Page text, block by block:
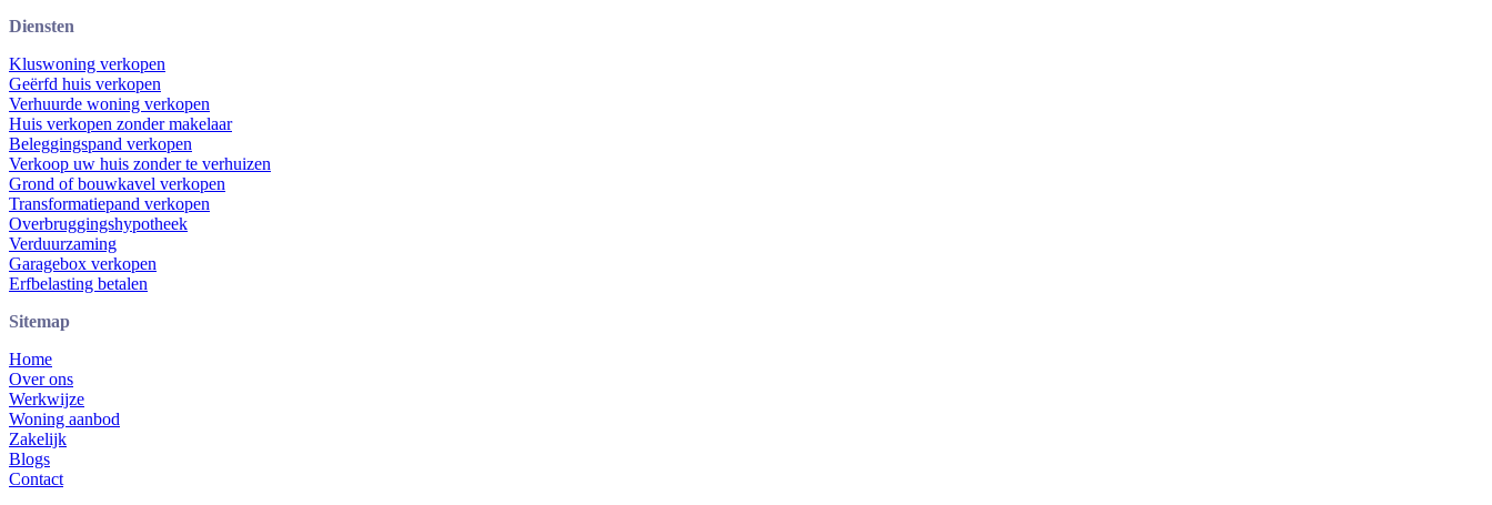
Diensten
Kluswoning verkopen
Geërfd huis verkopen
Verhuurde woning verkopen
Huis verkopen zonder makelaar
Beleggingspand verkopen
Verkoop uw huis zonder te verhuizen
Grond of bouwkavel verkopen
Transformatiepand verkopen
Overbruggingshypotheek
Verduurzaming
Garagebox verkopen
Erfbelasting betalen
Sitemap
Home
Over ons
Werkwijze
Woning aanbod
Zakelijk
Blogs
Contact